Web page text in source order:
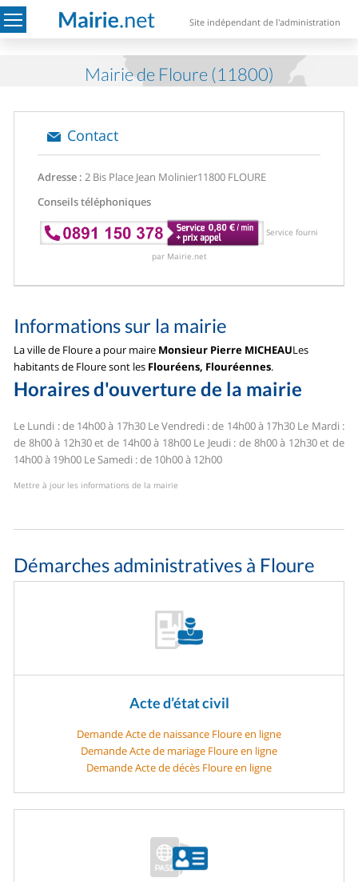
Site indépendant de l'administration
Mairie de Floure (11800)
Contact
Adresse : 2 Bis Place Jean Molinier11800 FLOURE
Conseils téléphoniques
Service fourni
par Mairie.net
Informations sur la mairie
La ville de Floure a pour maire Monsieur Pierre MICHEAULes
habitants de Floure sont les Flouréens, Flouréennes.
Horaires d'ouverture de la mairie
Le Lundi : de 14h00 à 17h30Le Vendredi : de 14h00 à 17h30 Le Mardi :
de 8h00 à 12h30 et de 14h00 à 18h00Le Jeudi : de 8h00 à 12h30 et de
14h00 à 19h00 Le Samedi : de 10h00 à 12h00
Mettre à jour les informations de la mairie
Démarches administratives à Floure
Acte d’état civil
Demande Acte de naissance Floure en ligne
Demande Acte de mariage Floure en ligne
Demande Acte de décès Floure en ligne